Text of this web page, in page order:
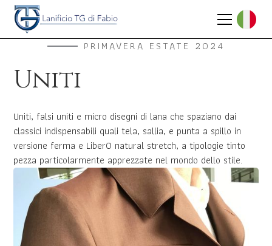
PRIMAVERA ESTATE 2024
Uniti
Uniti, falsi uniti e micro disegni di lana che spaziano dai
classici indispensabili quali tela, sallia, e punta a spillo in
versione ferma e LiberO natural stretch, a tipologie tinto
pezza particolarmente apprezzate nel mondo dello stile.